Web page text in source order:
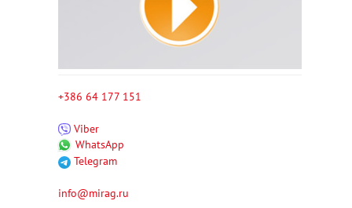
+386 64 177 151
Viber
WhatsApp
Telegram
info@mirag.ru